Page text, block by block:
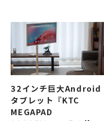
32インチ巨大Android
タブレット『KTC
MEGAPAD